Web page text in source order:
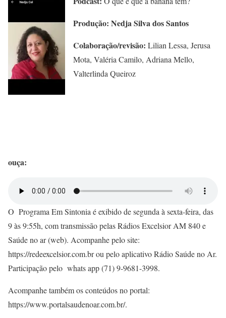
Produção: Nedja Silva dos Santos
Colaboração/revisão: Lilian Lessa, Jerusa
Mota, Valéria Camilo, Adriana Mello,
Valterlinda Queiroz
ouça:
O Programa Em Sintonia é exibido de segunda à sexta-feira, das
9 às 9:55h, com transmissão pelas Rádios Excelsior AM 840 e
Saúde no ar (web). Acompanhe pelo site:
https://redeexcelsior.com.br ou pelo aplicativo Rádio Saúde no Ar.
Participação pelo whats app (71) 9-9681-3998.
Acompanhe também os conteúdos no portal:
https://www.portalsaudenoar.com.br/.